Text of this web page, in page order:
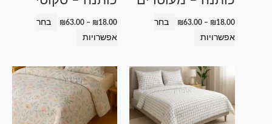
₪18.00
–
₪63.00
בחר
אפשרויות
את
האפשרויות
₪18.00
–
₪63.00
בחר
אפשרויות
את
האפשרויות
טווח
מחירים:
⁦₪18.00⁩
עד
למוצר
זה
יש
מספר
טווח
מחירים:
עד
למוצר
זה
יש
מספר